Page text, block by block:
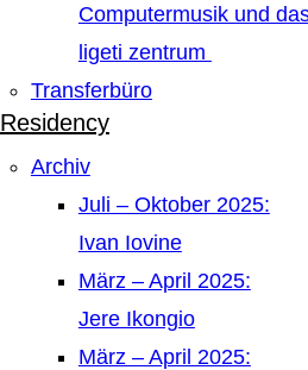
Computermusik und
ligeti zentrum
Transferbüro
Residency
Archiv
Juli – Oktober 2025:
Ivan Iovine
März – April 2025:
Jere Ikongio
März – April 2025: